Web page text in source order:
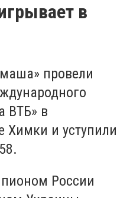
в
провели
ВТБ» в
Химки и уступили
России